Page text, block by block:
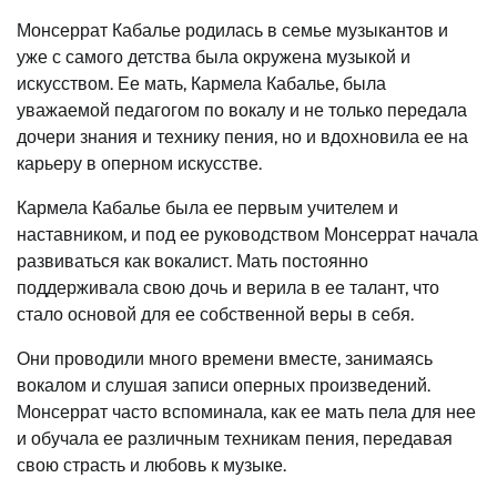
Монсеррат Кабалье родилась в семье музыкантов и
уже с самого детства была окружена музыкой и
искусством. Ее мать, Кармела Кабалье, была
уважаемой педагогом по вокалу и не только передала
дочери знания и технику пения, но и вдохновила ее на
карьеру в оперном искусстве.
Кармела Кабалье была ее первым учителем и
наставником, и под ее руководством Монсеррат начала
развиваться как вокалист. Мать постоянно
поддерживала свою дочь и верила в ее талант, что
стало основой для ее собственной веры в себя.
Они проводили много времени вместе, занимаясь
вокалом и слушая записи оперных произведений.
Монсеррат часто вспоминала, как ее мать пела для нее
и обучала ее различным техникам пения, передавая
свою страсть и любовь к музыке.